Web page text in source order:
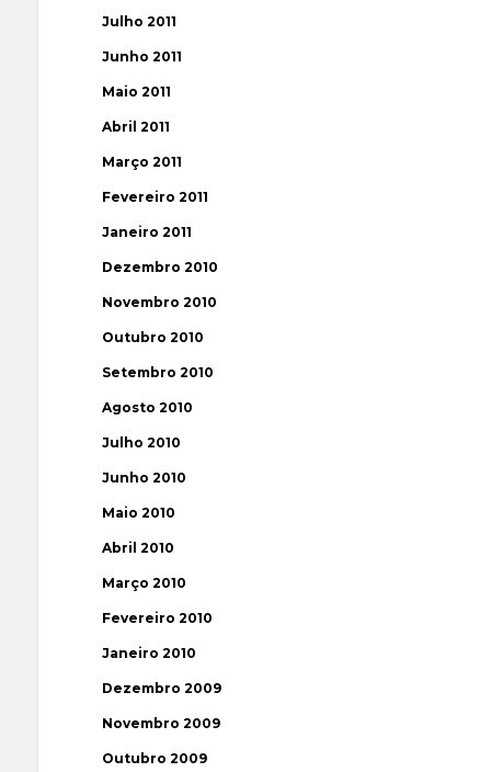
Julho 2011
Junho 2011
Maio 2011
Abril 2011
Março 2011
Fevereiro 2011
Janeiro 2011
Dezembro 2010
Novembro 2010
Outubro 2010
Setembro 2010
Agosto 2010
Julho 2010
Junho 2010
Maio 2010
Abril 2010
Março 2010
Fevereiro 2010
Janeiro 2010
Dezembro 2009
Novembro 2009
Outubro 2009